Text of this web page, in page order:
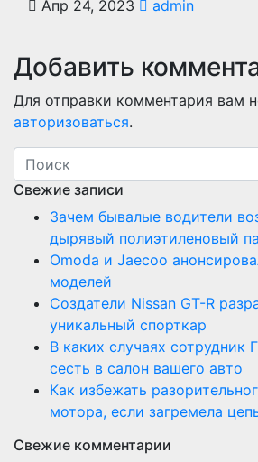
Апр 24, 2023 admin
Добавить
Для отправки комментария вам
авторизоваться.
Свежие записи
Зачем бывалые водители
дырявый полиэтиленовый
Оmoda и Jaecoo
моделей
Создатели Nissan GT-R
уникальный спорткар
В каких случаях
сесть в салон вашего авто
Как избежать
мотора, если загремела
Свежие комментарии